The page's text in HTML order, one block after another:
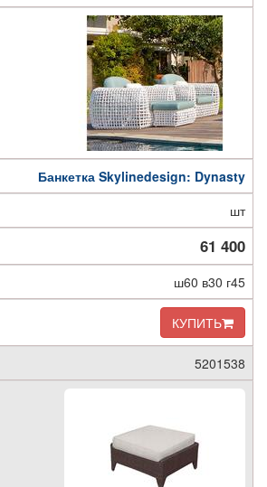
Банкетка Skylinedesign: Dynasty
шт
61 400
ш60 в30 г45
КУПИТЬ
5201538